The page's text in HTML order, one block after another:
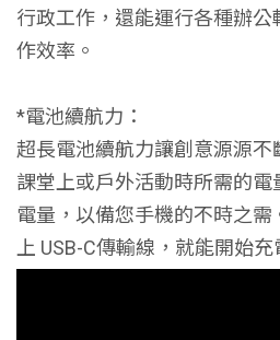
行政工作，還能運行各種辦
作效率。
*電池續航力：
超長電池續航力讓創意源源不
課堂上或戶外活動時所需的
電量，以備您手機的不時之需
上 USB-C傳輸線，就能開始充